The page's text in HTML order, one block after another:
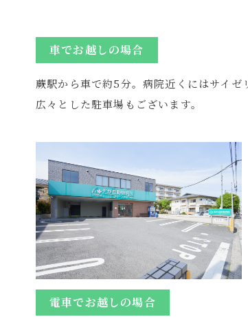
⾞でお越しの場合
蕨駅から車で約5分。病院近くにはサイゼ
広々とした駐車場もございます。
電⾞でお越しの場合